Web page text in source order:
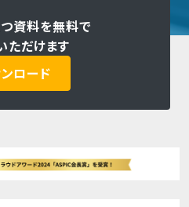
資料を無料で
ただけます
ロード